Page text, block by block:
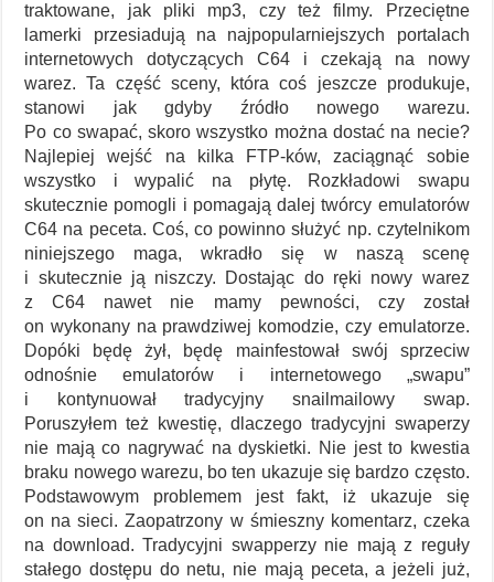
traktowane, jak pliki mp3, czy też filmy. Przeciętne
lamerki przesiadują na najpopularniejszych portalach
internetowych dotyczących C64 i czekają na nowy
warez. Ta część sceny, która coś jeszcze produkuje,
stanowi jak gdyby źródło nowego warezu.
Po co swapać, skoro wszystko można dostać na necie?
Najlepiej wejść na kilka FTP-ków, zaciągnąć sobie
wszystko i wypalić na płytę. Rozkładowi swapu
skutecznie pomogli i pomagają dalej twórcy emulatorów
C64 na peceta. Coś, co powinno służyć np. czytelnikom
niniejszego maga, wkradło się w naszą scenę
i skutecznie ją niszczy. Dostając do ręki nowy warez
z C64 nawet nie mamy pewności, czy został
on wykonany na prawdziwej komodzie, czy emulatorze.
Dopóki będę żył, będę mainfestował swój sprzeciw
odnośnie emulatorów i internetowego „swapu”
i kontynuował tradycyjny snailmailowy swap.
Poruszyłem też kwestię, dlaczego tradycyjni swaperzy
nie mają co nagrywać na dyskietki. Nie jest to kwestia
braku nowego warezu, bo ten ukazuje się bardzo często.
Podstawowym problemem jest fakt, iż ukazuje się
on na sieci. Zaopatrzony w śmieszny komentarz, czeka
na download. Tradycyjni swapperzy nie mają z reguły
stałego dostępu do netu, nie mają peceta, a jeżeli już,